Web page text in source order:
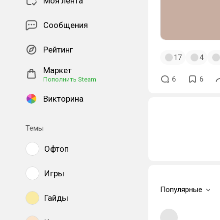
Сообщения
Рейтинг
Маркет
Пополнить Steam
Викторина
Темы
Офтоп
Игры
Гайды
17 4
6 6
Популярные